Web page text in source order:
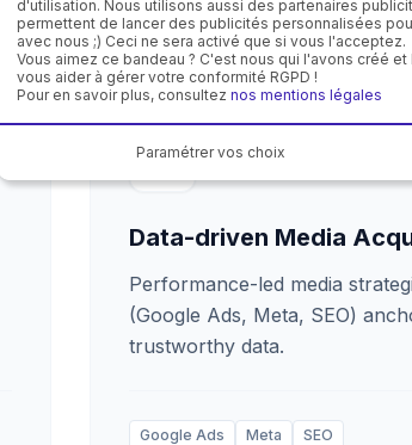
Data-driven Media
Performance-led media
(Google Ads, Meta, SEO)
trustworthy data.
Google Ads Meta SEO
d'utilisation. Nous utilisons aussi des partenaires
permettent de lancer des publicités personnalisées
avec nous ;) Ceci ne sera activé que si vous l'acceptez.
Vous aimez ce bandeau ? C'est nous qui l'avons créé
vous aider à gérer votre conformité RGPD !
Pour en savoir plus, consulteznos mentions légales
Paramétrer vos choix